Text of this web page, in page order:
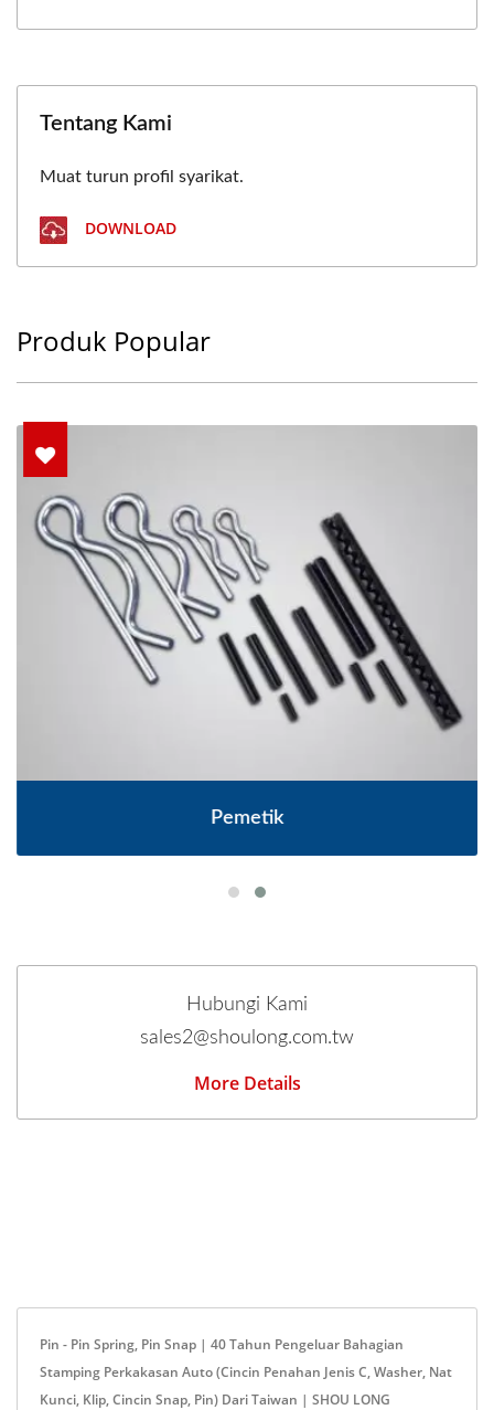
Tentang Kami
Muat turun profil syarikat.
DOWNLOAD
Produk Popular
Pemetik
Hubungi Kami
sales2@shoulong.com.tw
More Details
Pin - Pin Spring, Pin Snap | 40 Tahun Pengeluar Bahagian
Stamping Perkakasan Auto (cincin Penahan Jenis C, Washer, Nat
Kunci, Klip, Cincin Snap, Pin) Dari Taiwan | SHOU LONG